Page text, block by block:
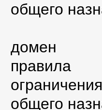
общего
общего